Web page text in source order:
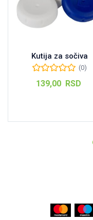
Kutija za sočiva
(0)
139,00 RSD